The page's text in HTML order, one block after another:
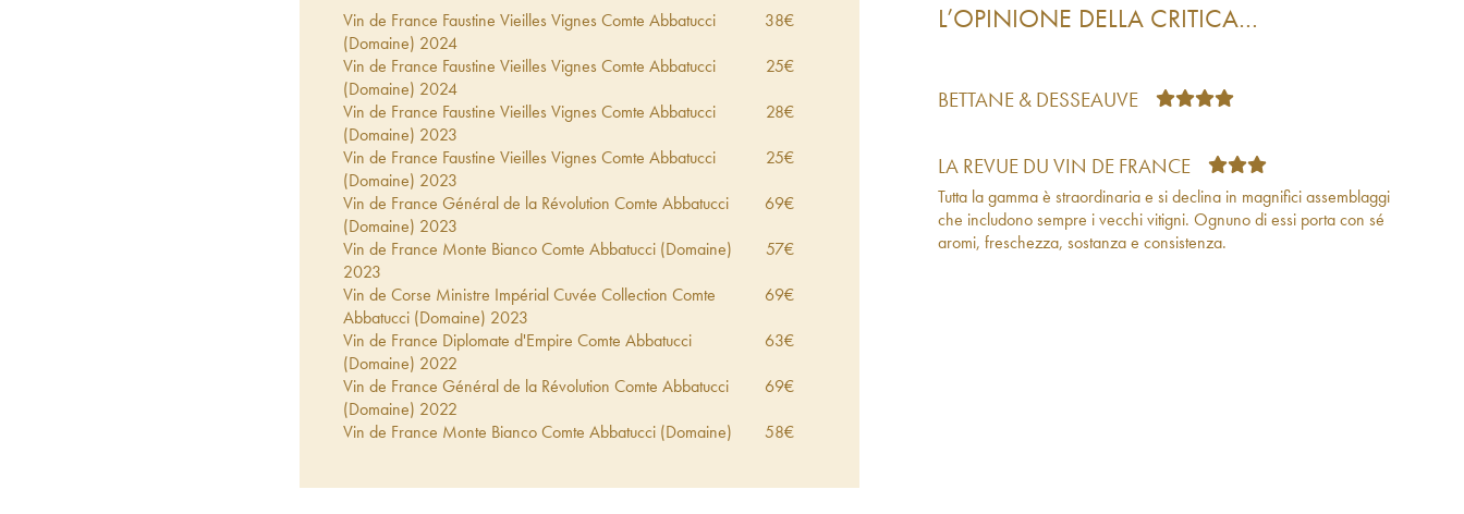
Vin de France Faustine Vieilles Vignes Comte Abbatucci
(Domaine) 2024
38€
Vin de France Faustine Vieilles Vignes Comte Abbatucci
(Domaine) 2024
25€
Vin de France Faustine Vieilles Vignes Comte Abbatucci
(Domaine) 2023
28€
Vin de France Faustine Vieilles Vignes Comte Abbatucci
(Domaine) 2023
25€
Vin de France Général de la Révolution Comte Abbatucci
(Domaine) 2023
69€
Vin de France Monte Bianco Comte Abbatucci (Domaine)
2023
57€
Vin de Corse Ministre Impérial Cuvée Collection Comte
Abbatucci (Domaine) 2023
69€
Vin de France Diplomate d'Empire Comte Abbatucci
(Domaine) 2022
63€
Vin de France Général de la Révolution Comte Abbatucci
(Domaine) 2022
69€
Vin de France Monte Bianco Comte Abbatucci (Domaine)
58€
L’OPINIONE DELLA CRITICA…
BETTANE & DESSEAUVE
LA REVUE DU VIN DE FRANCE
Tutta la gamma è straordinaria e si declina in magnifici assemblaggi
che includono sempre i vecchi vitigni. Ognuno di essi porta con sé
aromi, freschezza, sostanza e consistenza.